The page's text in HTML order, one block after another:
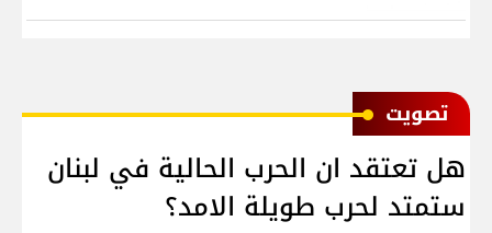
ﺗﺼﻮﻳﺖ
هل تعتقد ان الحرب الحالية في لبنان
ستمتد لحرب طويلة الامد؟